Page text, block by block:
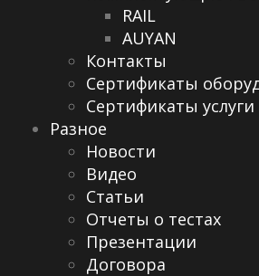
RAIL
AUYAN
Контакты
Сертификаты
Сертификаты услуги
Разное
Новости
Видео
Cтатьи
Отчеты о тестах
Презентации
Договора